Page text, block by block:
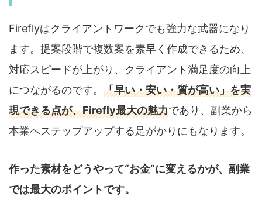
Fireflyはクライアントワークでも強力な武器になり
ます。提案段階で複数案を素早く作成できるため、
対応スピードが上がり、クライアント満足度の向上
につながるのです。 「早い・安い・質が高い」を実
現できる点が、Firefly最大の魅力であり、副業から
本業へステップアップする足がかりにもなります。
作った素材をどうやって“お金”に変えるかが、副業
では最大のポイントです。